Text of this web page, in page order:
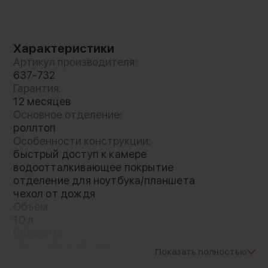
На задней панели плечевых рамок имеется
воздухопроницаемый трехмерный сетчатый
каркас. Это обеспечивает хорошую
циркуляцию воздуха и повышенный комфорт,
особенно при долгой переноске.
Предусмотрена возможность регулировки
нагрудного ремня. Для переноски также
имеется удобная ручка
Характеристики
Артикул производителя:
637-732
Гарантия:
12 месяцев
Основное отделение:
роллтоп
Особенности конструкции:
быстрый доступ к камере
водоотталкивающее покрытие
отделение для ноутбука/планшета
чехол от дождя
Показать полностью